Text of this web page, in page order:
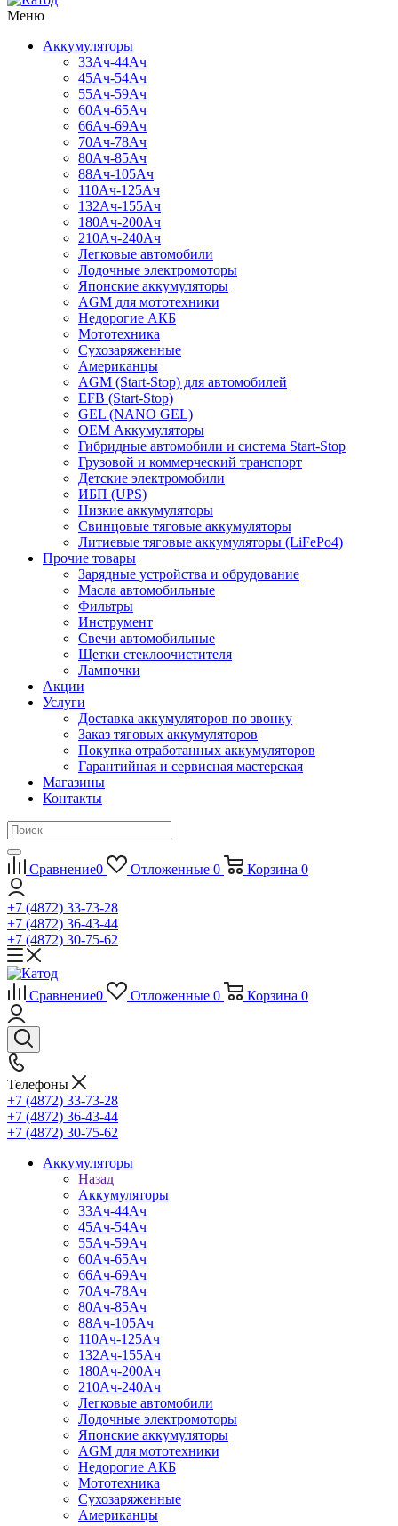
Меню
Аккумуляторы
33Ач-44Ач
45Ач-54Ач
55Ач-59Ач
60Ач-65Ач
66Ач-69Ач
70Ач-78Ач
80Ач-85Ач
88Ач-105Ач
110Ач-125Ач
132Ач-155Ач
180Ач-200Ач
210Ач-240Ач
Легковые автомобили
Лодочные электромоторы
Японские аккумуляторы
AGM для мототехники
Недорогие АКБ
Мототехника
Сухозаряженные
Американцы
AGM (Start-Stop) для автомобилей
EFB (Start-Stop)
GEL (NANO GEL)
OEM Аккумуляторы
Гибридные автомобили и система Start-Stop
Грузовой и коммерческий транспорт
Детские электромобили
ИБП (UPS)
Низкие аккумуляторы
Свинцовые тяговые аккумуляторы
Литиевые тяговые аккумуляторы (LiFePo4)
Прочие товары
Зарядные устройства и обрудование
Масла автомобильные
Фильтры
Инструмент
Свечи автомобильные
Щетки стеклоочистителя
Лампочки
Акции
Услуги
Доставка аккумуляторов по звонку
Заказ тяговых аккумуляторов
Покупка отработанных аккумуляторов
Гарантийная и сервисная мастерская
Магазины
Контакты
Сравнение0 Отложенные 0 Корзина 0
+7 (4872) 33-73-28
+7 (4872) 36-43-44
+7 (4872) 30-75-62
Сравнение0 Отложенные 0 Корзина 0
Телефоны
+7 (4872) 33-73-28
+7 (4872) 36-43-44
+7 (4872) 30-75-62
Аккумуляторы
Назад
Аккумуляторы
33Ач-44Ач
45Ач-54Ач
55Ач-59Ач
60Ач-65Ач
66Ач-69Ач
70Ач-78Ач
80Ач-85Ач
88Ач-105Ач
110Ач-125Ач
132Ач-155Ач
180Ач-200Ач
210Ач-240Ач
Легковые автомобили
Лодочные электромоторы
Японские аккумуляторы
AGM для мототехники
Недорогие АКБ
Мототехника
Сухозаряженные
Американцы